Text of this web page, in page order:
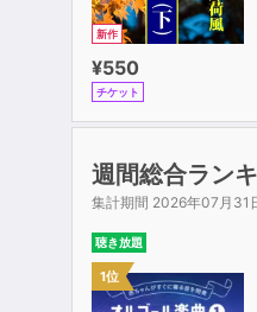
法事の挨拶――地
死刑執行三年四
降誕会
大人を生きる
平生業成――現在
仏教講座――ちょ
魔郷には停まるべ
迷信・俗信――六
迷信・俗信 その
一日のはじまり
お葬式――死んで
新作
¥550
チケット
週間総合ラン
集計期間 2026年07月31
聴き放題
1位